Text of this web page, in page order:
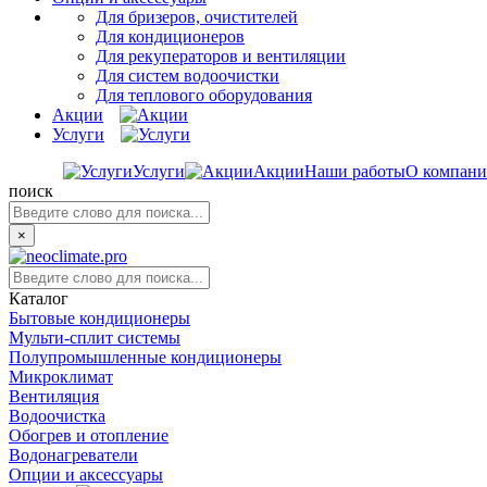
Для бризеров, очистителей
Для кондиционеров
Для рекуператоров и вентиляции
Для систем водоочистки
Для теплового оборудования
Акции
Услуги
Услуги
АкцииНаши работыО
поиск
×
Каталог
Бытовые кондиционеры
Мульти-сплит системы
Полупромышленные кондиционеры
Микроклимат
Вентиляция
Водоочистка
Обогрев и отопление
Водонагреватели
Опции и аксессуары